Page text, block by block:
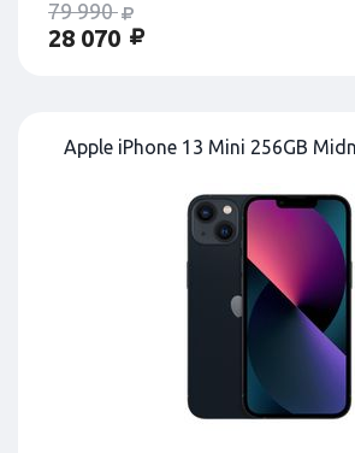
79 990
28 070
Apple iPhone 13 Mini 256GB